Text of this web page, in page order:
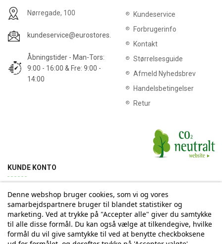
Nørregade, 100
kundeservice@eurostores.dk
Åbningstider - Man-Tors:
9:00 - 16:00 & Fre: 9:00 -
14:00
Kundeservice
Forbrugerinfo
Kontakt
Størrelsesguide
Afmeld Nyhedsbrev
Handelsbetingelser
Retur
KUNDE KONTO
Min konto Ordrehistorik Returnering Adresse
Tilmelding til Nyhedsbrev
Denne webshop bruger cookies, som vi og vores
samarbejdspartnere bruger til blandet statistiker og
marketing. Ved at trykke på "Accepter alle" giver du samtykke
til alle disse formål. Du kan også vælge at tilkendegive, hvilke
formål du vil give samtykke til ved at benytte checkboksene